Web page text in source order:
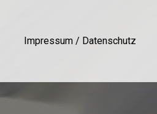
Impressum / Datenschutz